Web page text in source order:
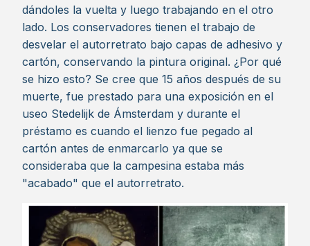
dándoles la vuelta y luego trabajando en el otro
lado. Los conservadores tienen el trabajo de
desvelar el autorretrato bajo capas de adhesivo y
cartón, conservando la pintura original. ¿Por qué
se hizo esto? Se cree que 15 años después de su
muerte, fue prestado para una exposición en el
useo Stedelijk de Ámsterdam y durante el
préstamo es cuando el lienzo fue pegado al
cartón antes de enmarcarlo ya que se
consideraba que la campesina estaba más
"acabado" que el autorretrato.